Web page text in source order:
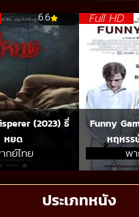
ประเภทหนัง
6.6
(2023) ธี่
หยด
กย์ไทย
Full HD
Funny
หฤหรร
พ